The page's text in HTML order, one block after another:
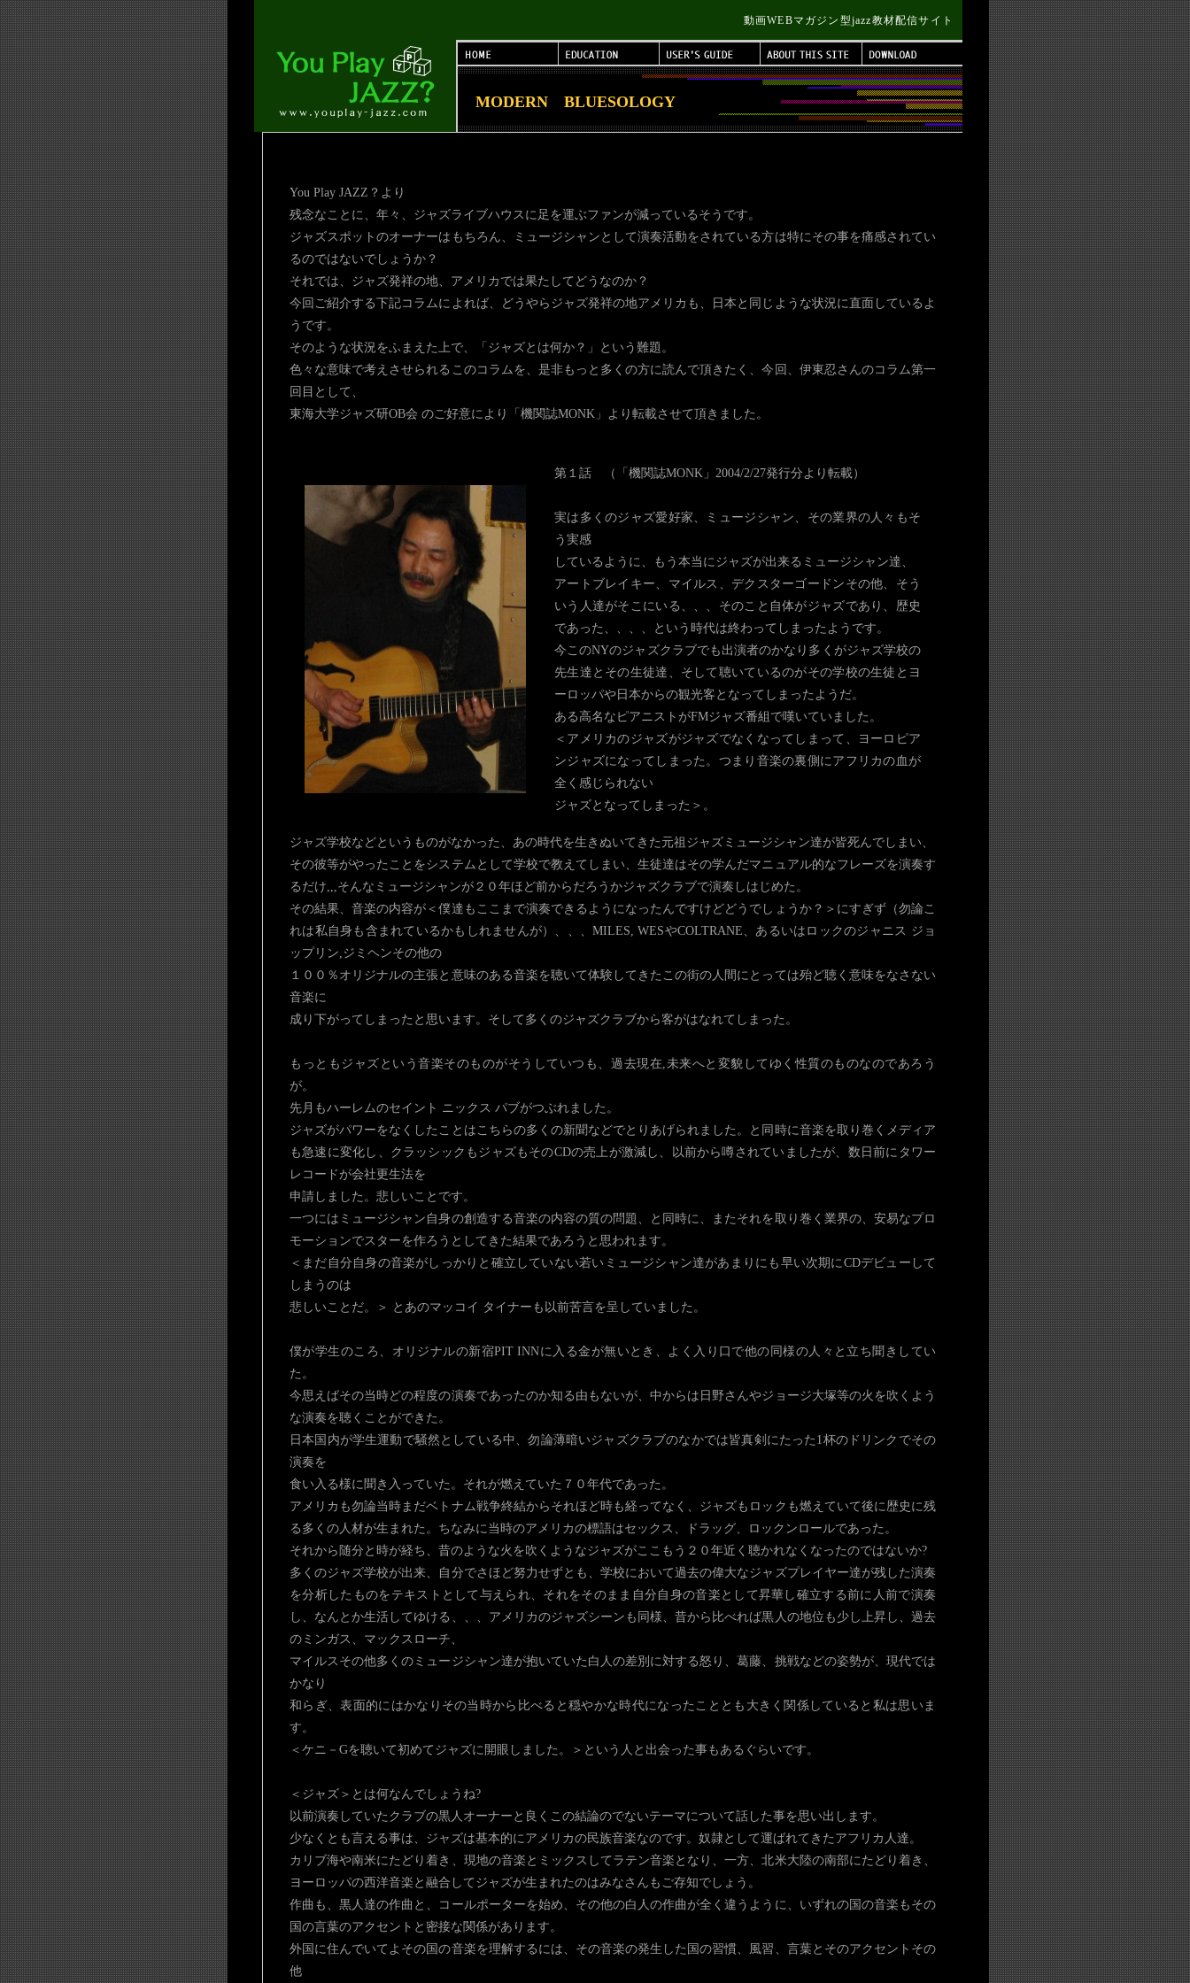
動画WEBマガジン型jazz教材配信サイト
MODERN BLUESOLOGY
You Play JAZZ？より
残念なことに、年々、ジャズライブハウスに足を運ぶファンが減っているそうです。
ジャズスポットのオーナーはもちろん、ミュージシャンとして演奏活動をされている方は特にその事を痛感されてい
るのではないでしょうか？
それでは、ジャズ発祥の地、アメリカでは果たしてどうなのか？
今回ご紹介する下記コラムによれば、どうやらジャズ発祥の地アメリカも、日本と同じような状況に直面しているよ
うです。
そのような状況をふまえた上で、「ジャズとは何か？」という難題。
色々な意味で考えさせられるこのコラムを、是非もっと多くの方に読んで頂きたく、今回、伊東忍さんのコラム第一
回目として、
東海大学ジャズ研OB会 のご好意により「機関誌MONK」より転載させて頂きました。
第１話 （「機関誌MONK」2004/2/27発行分より転載）
実は多くのジャズ愛好家、ミュージシャン、その業界の人々もそ
う実感
しているように、もう本当にジャズが出来るミュージシャン達、
アートブレイキー、マイルス、デクスターゴードンその他、そう
いう人達がそこにいる、、、そのこと自体がジャズであり、歴史
であった、、、、という時代は終わってしまったようです。
今このNYのジャズクラブでも出演者のかなり多くがジャズ学校の
先生達とその生徒達、そして聴いているのがその学校の生徒とヨ
ーロッパや日本からの観光客となってしまったようだ。
ある高名なピアニストがFMジャズ番組で嘆いていました。
＜アメリカのジャズがジャズでなくなってしまって、ヨーロピア
ンジャズになってしまった。つまり音楽の裏側にアフリカの血が
全く感じられない
ジャズとなってしまった＞。
ジャズ学校などというものがなかった、あの時代を生きぬいてきた元祖ジャズミュージシャン達が皆死んでしまい、
その彼等がやったことをシステムとして学校で教えてしまい、生徒達はその学んだマニュアル的なフレーズを演奏す
るだけ,,,そんなミュージシャンが２０年ほど前からだろうかジャズクラブで演奏しはじめた。
その結果、音楽の内容が＜僕達もここまで演奏できるようになったんですけどどうでしょうか？＞にすぎず（勿論こ
れは私自身も含まれているかもしれませんが）、、、MILES, WESやCOLTRANE、あるいはロックのジャニス ジョ
ップリン,ジミヘンその他の
１００％オリジナルの主張と意味のある音楽を聴いて体験してきたこの街の人間にとっては殆ど聴く意味をなさない
音楽に
成り下がってしまったと思います。そして多くのジャズクラブから客がはなれてしまった。
もっともジャズという音楽そのものがそうしていつも、過去現在,未来へと変貌してゆく性質のものなのであろう
が。
先月もハーレムのセイント ニックス パブがつぶれました。
ジャズがパワーをなくしたことはこちらの多くの新聞などでとりあげられました。と同時に音楽を取り巻くメディア
も急速に変化し、クラッシックもジャズもそのCDの売上が激減し、以前から噂されていましたが、数日前にタワー
レコードが会社更生法を
申請しました。悲しいことです。
一つにはミュージシャン自身の創造する音楽の内容の質の問題、と同時に、またそれを取り巻く業界の、安易なプロ
モーションでスターを作ろうとしてきた結果であろうと思われます。
＜まだ自分自身の音楽がしっかりと確立していない若いミュージシャン達があまりにも早い次期にCDデビューして
しまうのは
悲しいことだ。＞ とあのマッコイ タイナーも以前苦言を呈していました。
僕が学生のころ、オリジナルの新宿PIT INNに入る金が無いとき、よく入り口で他の同様の人々と立ち聞きしてい
た。
今思えばその当時どの程度の演奏であったのか知る由もないが、中からは日野さんやジョージ大塚等の火を吹くよう
な演奏を聴くことができた。
日本国内が学生運動で騒然としている中、勿論薄暗いジャズクラブのなかでは皆真剣にたった1杯のドリンクでその
演奏を
食い入る様に聞き入っていた。それが燃えていた７０年代であった。
アメリカも勿論当時まだベトナム戦争終結からそれほど時も経ってなく、ジャズもロックも燃えていて後に歴史に残
る多くの人材が生まれた。ちなみに当時のアメリカの標語はセックス、ドラッグ、ロックンロールであった。
それから随分と時が経ち、昔のような火を吹くようなジャズがここもう２０年近く聴かれなくなったのではないか?
多くのジャズ学校が出来、自分でさほど努力せずとも、学校において過去の偉大なジャズプレイヤー達が残した演奏
を分析したものをテキストとして与えられ、それをそのまま自分自身の音楽として昇華し確立する前に人前で演奏
し、なんとか生活してゆける、、、アメリカのジャズシーンも同様、昔から比べれば黒人の地位も少し上昇し、過去
のミンガス、マックスローチ、
マイルスその他多くのミュージシャン達が抱いていた白人の差別に対する怒り、葛藤、挑戦などの姿勢が、現代では
かなり
和らぎ、表面的にはかなりその当時から比べると穏やかな時代になったこととも大きく関係していると私は思いま
す。
＜ケニ－Gを聴いて初めてジャズに開眼しました。＞という人と出会った事もあるぐらいです。
＜ジャズ＞とは何なんでしょうね?
以前演奏していたクラブの黒人オーナーと良くこの結論のでないテーマについて話した事を思い出します。
少なくとも言える事は、ジャズは基本的にアメリカの民族音楽なのです。奴隷として運ばれてきたアフリカ人達。
カリブ海や南米にたどり着き、現地の音楽とミックスしてラテン音楽となり、一方、北米大陸の南部にたどり着き、
ヨーロッパの西洋音楽と融合してジャズが生まれたのはみなさんもご存知でしょう。
作曲も、黒人達の作曲と、コールポーターを始め、その他の白人の作曲が全く違うように、いずれの国の音楽もその
国の言葉のアクセントと密接な関係があります。
外国に住んでいてよその国の音楽を理解するには、その音楽の発生した国の習慣、風習、言葉とそのアクセントその
他